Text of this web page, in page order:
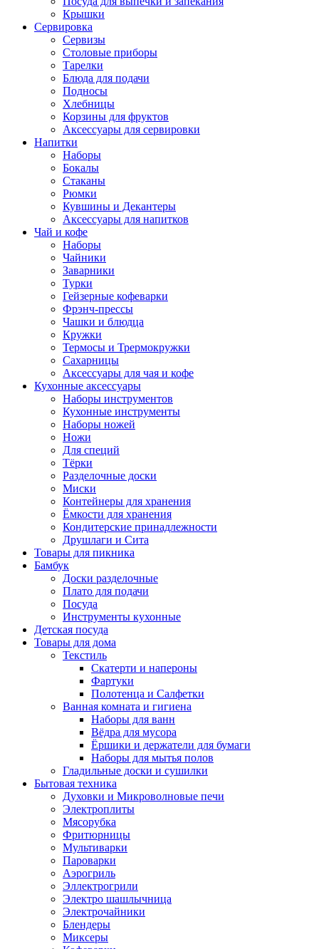
Крышки
Сервировка
Сервизы
Столовые приборы
Тарелки
Блюда для подачи
Подносы
Хлебницы
Корзины для фруктов
Аксессуары для сервировки
Напитки
Наборы
Бокалы
Стаканы
Рюмки
Кувшины и Декантеры
Аксессуары для напитков
Чай и кофе
Наборы
Чайники
Заварники
Турки
Гейзерные кофеварки
Фрэнч-прессы
Чашки и блюдца
Кружки
Термосы и Трермокружки
Сахарницы
Аксессуары для чая и кофе
Кухонные аксессуары
Наборы инструментов
Кухонные инструменты
Наборы ножей
Ножи
Для специй
Тёрки
Разделочные доски
Миски
Контейнеры для хранения
Ёмкости для хранения
Кондитерские принадлежности
Друшлаги и Сита
Товары для пикника
Бамбук
Доски разделочные
Плато для подачи
Посуда
Инструменты кухонные
Детская посуда
Товары для дома
Текстиль
Скатерти и напероны
Фартуки
Полотенца и Салфетки
Ванная комната и гигиена
Наборы для ванн
Вёдра для мусора
Ёршики и держатели для бумаги
Наборы для мытья полов
Гладильные доски и сушилки
Бытовая техника
Духовки и Микроволновые печи
Электроплиты
Мясорубка
Фритюрницы
Мультиварки
Пароварки
Аэрогриль
Эллектрогрили
Электро шашлычница
Электрочайники
Блендеры
Миксеры